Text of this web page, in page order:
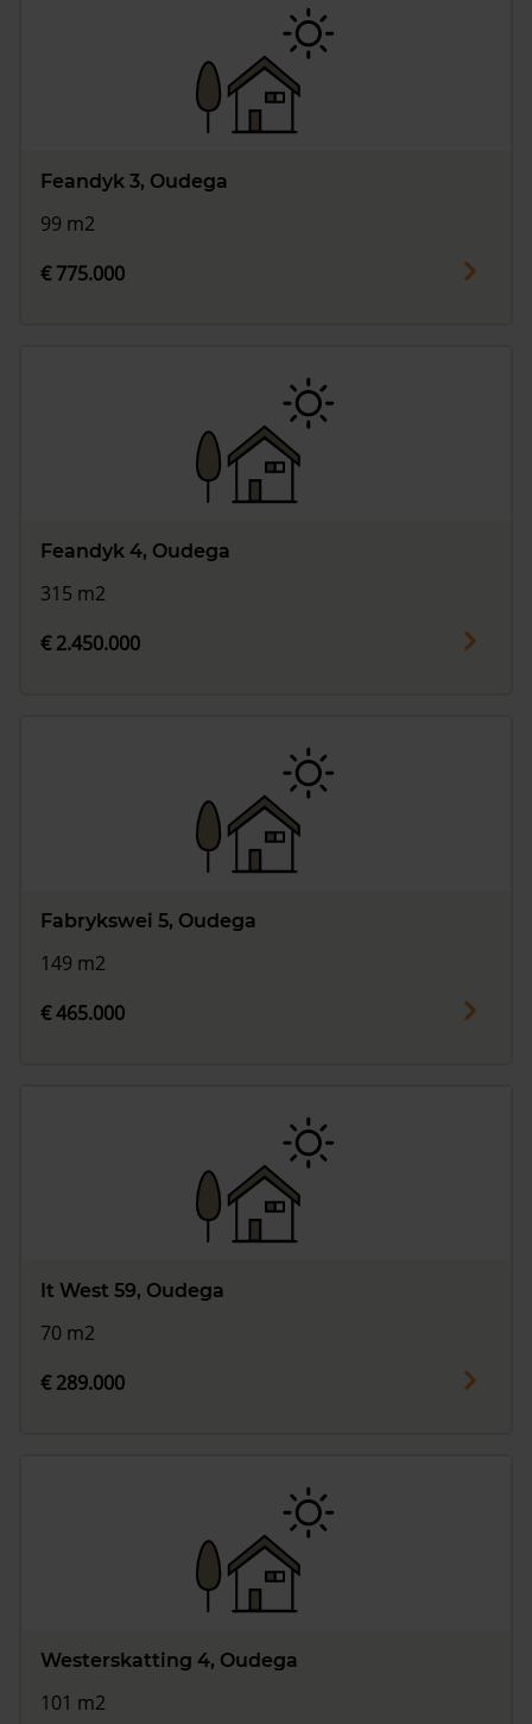
Feandyk 3, Oudega
99 m2
€ 775.000
Feandyk 4, Oudega
315 m2
€ 2.450.000
Fabrykswei 5, Oudega
149 m2
€ 465.000
It West 59, Oudega
70 m2
€ 289.000
Westerskatting 4, Oudega
101 m2